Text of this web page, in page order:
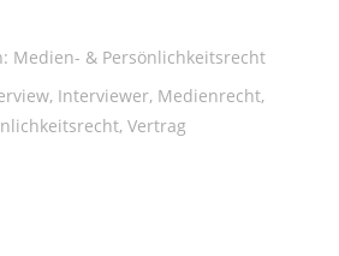
Medien- & Persönlichkeitsrecht
, Interviewer, Medienrecht,
, Vertrag